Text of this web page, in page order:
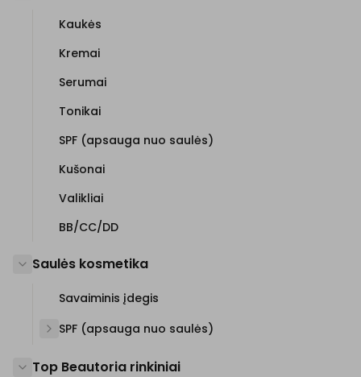
Kaukės
Kremai
Serumai
Tonikai
SPF (apsauga nuo saulės)
Kušonai
Valikliai
BB/CC/DD
Saulės kosmetika
Savaiminis įdegis
SPF (apsauga nuo saulės)
Top Beautoria rinkiniai